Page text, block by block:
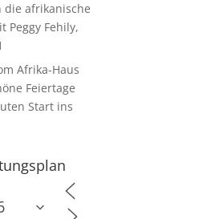
die afrikanische
Peggy Fehily,
Afrika-Haus
Feiertage
Start ins